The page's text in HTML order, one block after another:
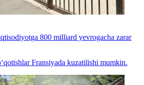
800 milliard yevrogacha zarar
Fransiyada kuzatilishi mumkin.